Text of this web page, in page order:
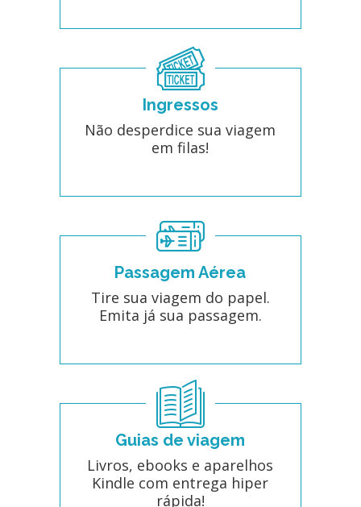
Ingressos
Não desperdice sua viagem
em filas!
Passagem Aérea
Tire sua viagem do papel.
Emita já sua passagem.
Guias de viagem
Livros, ebooks e aparelhos
Kindle com entrega hiper
rápida!